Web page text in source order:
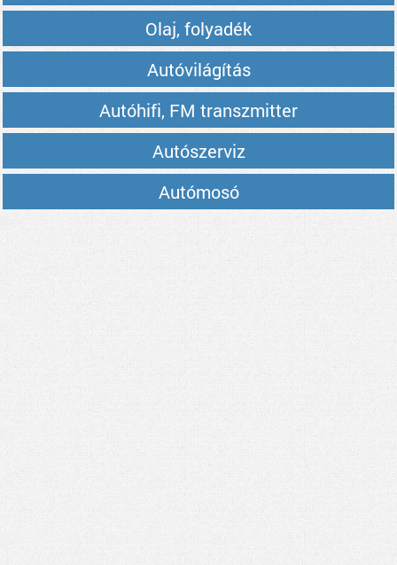
Olaj, folyadék
Autóvilágítás
Autóhifi, FM transzmitter
Autószerviz
Autómosó